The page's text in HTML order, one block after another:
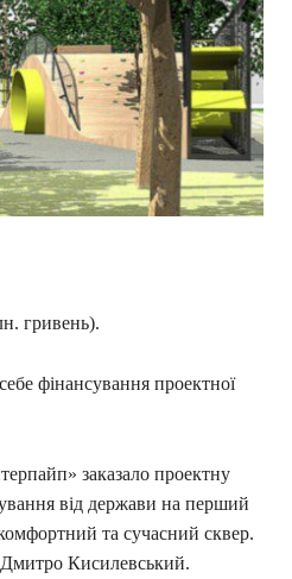
гривень).
фінансування проектної
заказало проектну
від держави на перший
та сучасний сквер.
Дмитро Кисилевський.